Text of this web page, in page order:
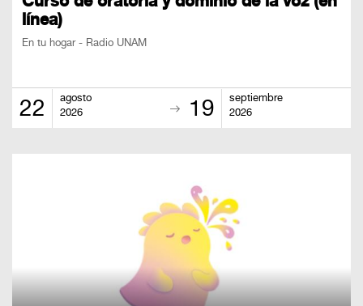
línea)
En tu hogar - Radio UNAM
22
agosto
2026
19
septiembre
2026